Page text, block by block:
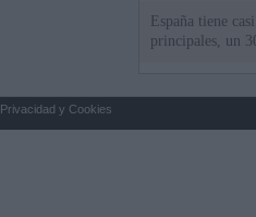
España tiene
principales, un
Privacidad y Cookies